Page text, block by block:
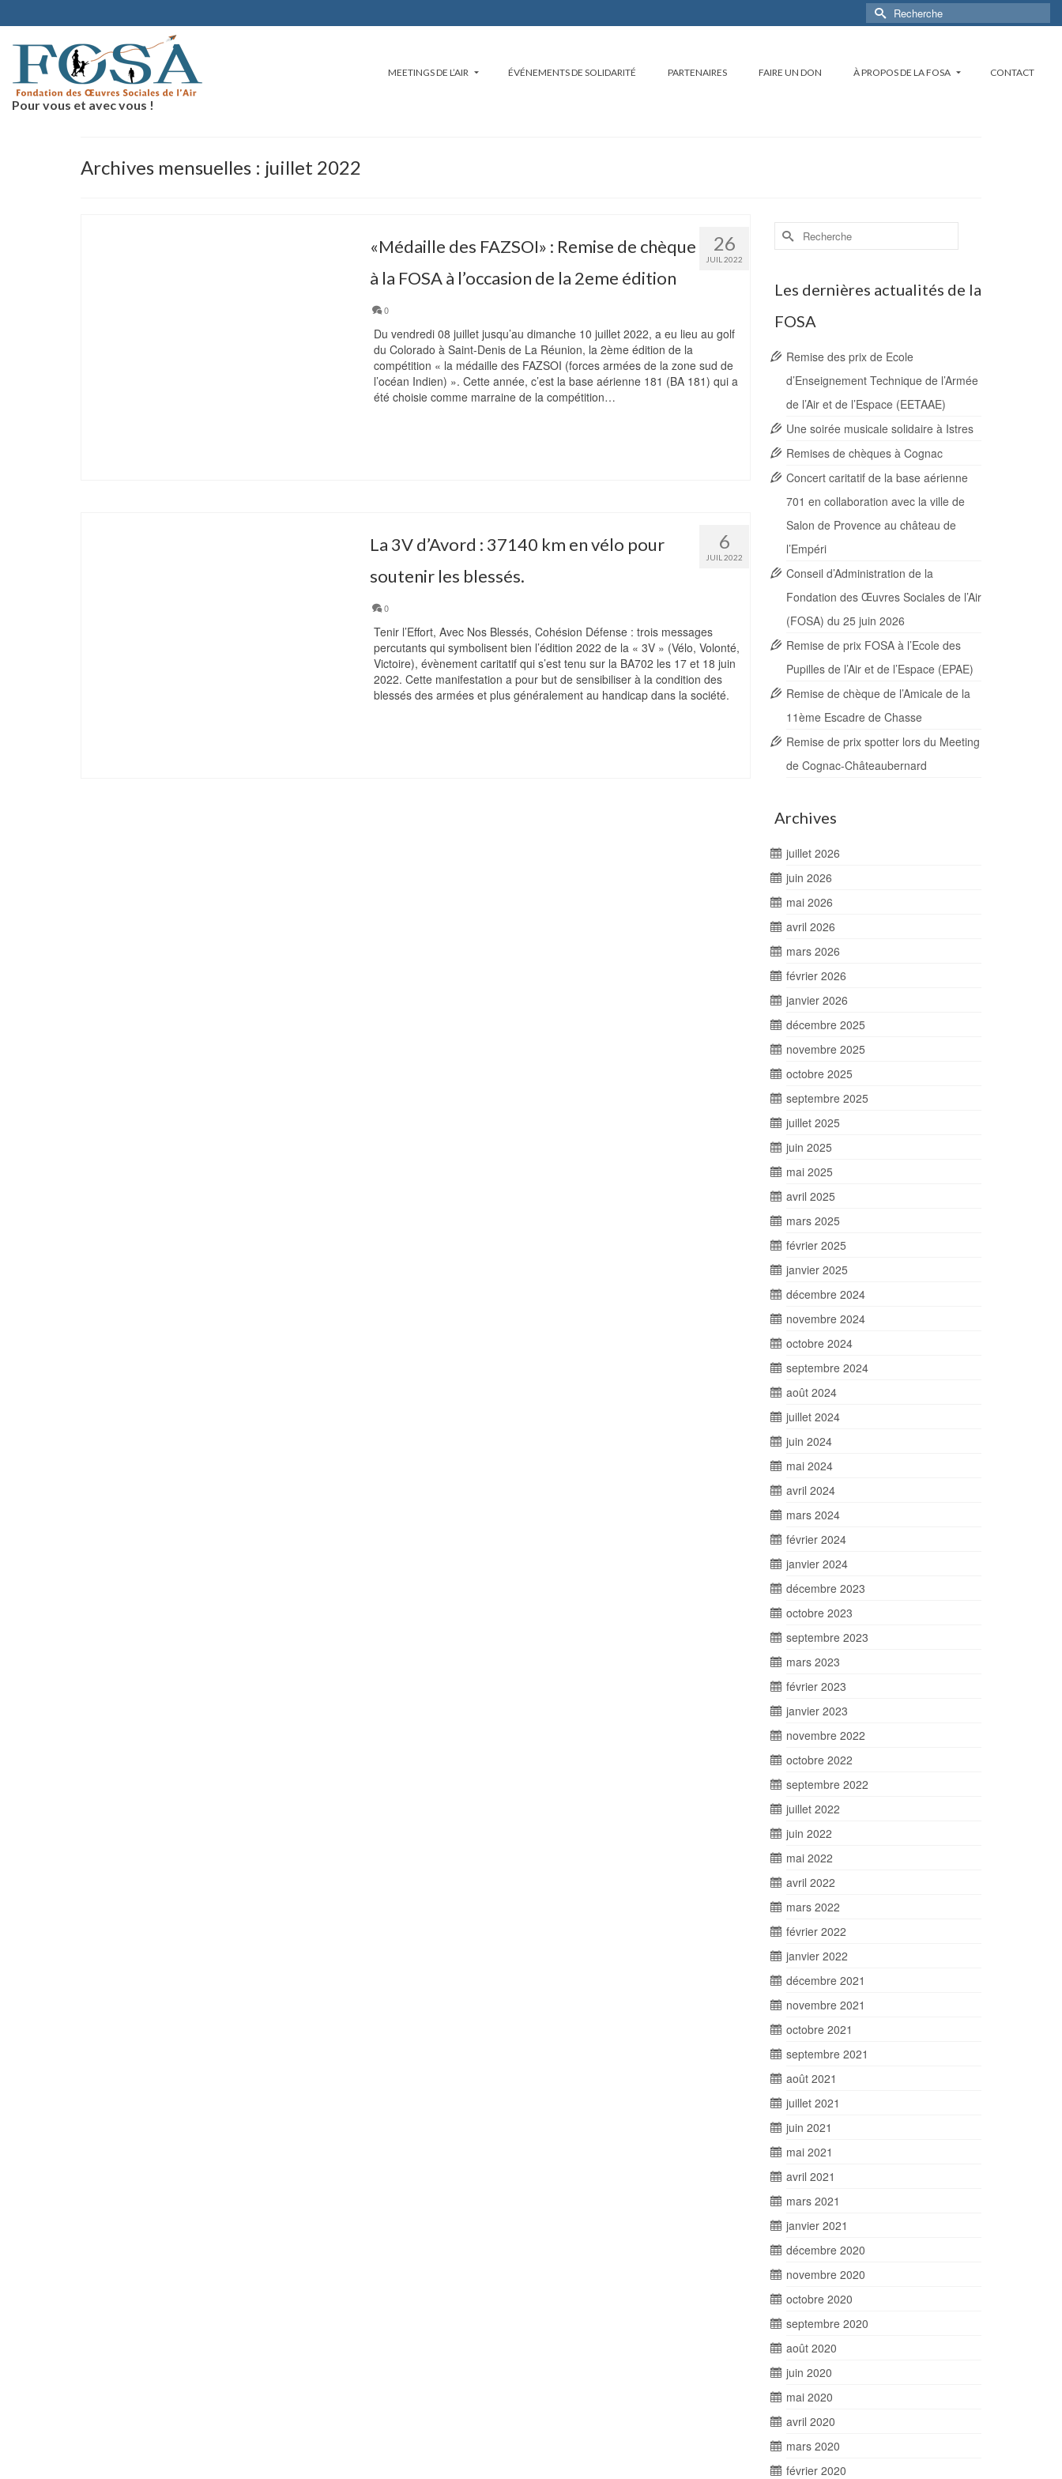
Rechercher :
Pour vous et avec vous !
MEETINGS DE L’AIR ÉVÉNEMENTS DE SOLIDARITÉ PARTENAIRES FAIRE UN DON À PROPOS DE LA FOSA CONTACT
Archives mensuelles : juillet 2022
26
JUIL 2022
«Médaille des FAZSOI» : Remise de chèque
à la FOSA à l’occasion de la 2eme édition
0
Du vendredi 08 juillet jusqu’au dimanche 10 juillet 2022, a eu lieu au golf
du Colorado à Saint-Denis de La Réunion, la 2ème édition de la
compétition « la médaille des FAZSOI (forces armées de la zone sud de
l’océan Indien) ». Cette année, c’est la base aérienne 181 (BA 181) qui a
été choisie comme marraine de la compétition…
6
JUIL 2022
La 3V d’Avord : 37140 km en vélo pour
soutenir les blessés.
0
Tenir l’Effort, Avec Nos Blessés, Cohésion Défense : trois messages
percutants qui symbolisent bien l’édition 2022 de la « 3V » (Vélo, Volonté,
Victoire), évènement caritatif qui s’est tenu sur la BA702 les 17 et 18 juin
2022. Cette manifestation a pour but de sensibiliser à la condition des
blessés des armées et plus généralement au handicap dans la société.
Rechercher :
Les dernières actualités de la
FOSA
Remise des prix de Ecole
d’Enseignement Technique de l’Armée
de l’Air et de l’Espace (EETAAE)
Une soirée musicale solidaire à Istres
Remises de chèques à Cognac
Concert caritatif de la base aérienne
701 en collaboration avec la ville de
Salon de Provence au château de
l’Empéri
Conseil d’Administration de la
Fondation des Œuvres Sociales de l’Air
(FOSA) du 25 juin 2026
Remise de prix FOSA à l’Ecole des
Pupilles de l’Air et de l’Espace (EPAE)
Remise de chèque de l’Amicale de la
11ème Escadre de Chasse
Remise de prix spotter lors du Meeting
de Cognac-Châteaubernard
Archives
juillet 2026
juin 2026
mai 2026
avril 2026
mars 2026
février 2026
janvier 2026
décembre 2025
novembre 2025
octobre 2025
septembre 2025
juillet 2025
juin 2025
mai 2025
avril 2025
mars 2025
février 2025
janvier 2025
décembre 2024
novembre 2024
octobre 2024
septembre 2024
août 2024
juillet 2024
juin 2024
mai 2024
avril 2024
mars 2024
février 2024
janvier 2024
décembre 2023
octobre 2023
septembre 2023
mars 2023
février 2023
janvier 2023
novembre 2022
octobre 2022
septembre 2022
juillet 2022
juin 2022
mai 2022
avril 2022
mars 2022
février 2022
janvier 2022
décembre 2021
novembre 2021
octobre 2021
septembre 2021
août 2021
juillet 2021
juin 2021
mai 2021
avril 2021
mars 2021
janvier 2021
décembre 2020
novembre 2020
octobre 2020
septembre 2020
août 2020
juin 2020
mai 2020
avril 2020
mars 2020
février 2020